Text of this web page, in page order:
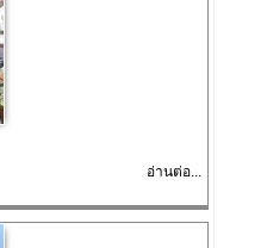
อ่านต่อ...